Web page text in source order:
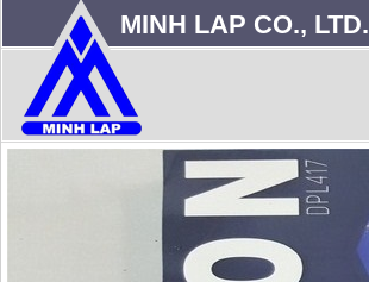
MINH LAP CO., LTD.